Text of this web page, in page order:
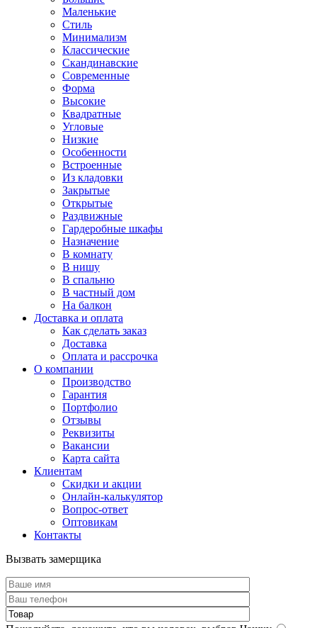
Маленькие
Стиль
Минимализм
Классические
Скандинавские
Современные
Форма
Высокие
Квадратные
Угловые
Низкие
Особенности
Встроенные
Из кладовки
Закрытые
Открытые
Раздвижные
Гардеробные шкафы
Назначение
В комнату
В нишу
В спальню
В частный дом
На балкон
Доставка и оплата
Как сделать заказ
Доставка
Оплата и рассрочка
О компании
Производство
Гарантия
Портфолио
Отзывы
Реквизиты
Вакансии
Карта сайта
Клиентам
Скидки и акции
Онлайн-калькулятор
Вопрос-ответ
Оптовикам
Контакты
Вызвать замерщика